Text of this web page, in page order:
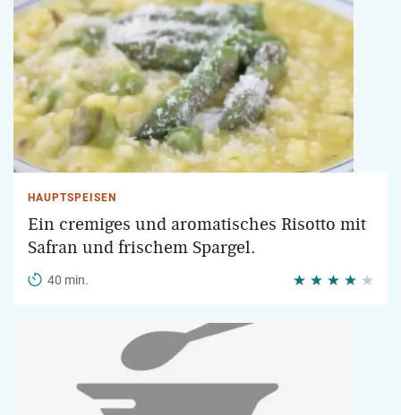
HAUPTSPEISEN
Ein cremiges und aromatisches Risotto mit
Safran und frischem Spargel.
40 min.